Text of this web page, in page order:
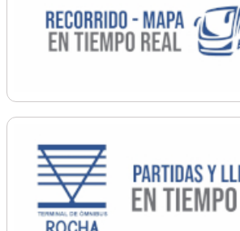
Ordenamiento
Promoción Social
Salud
Secretaría General